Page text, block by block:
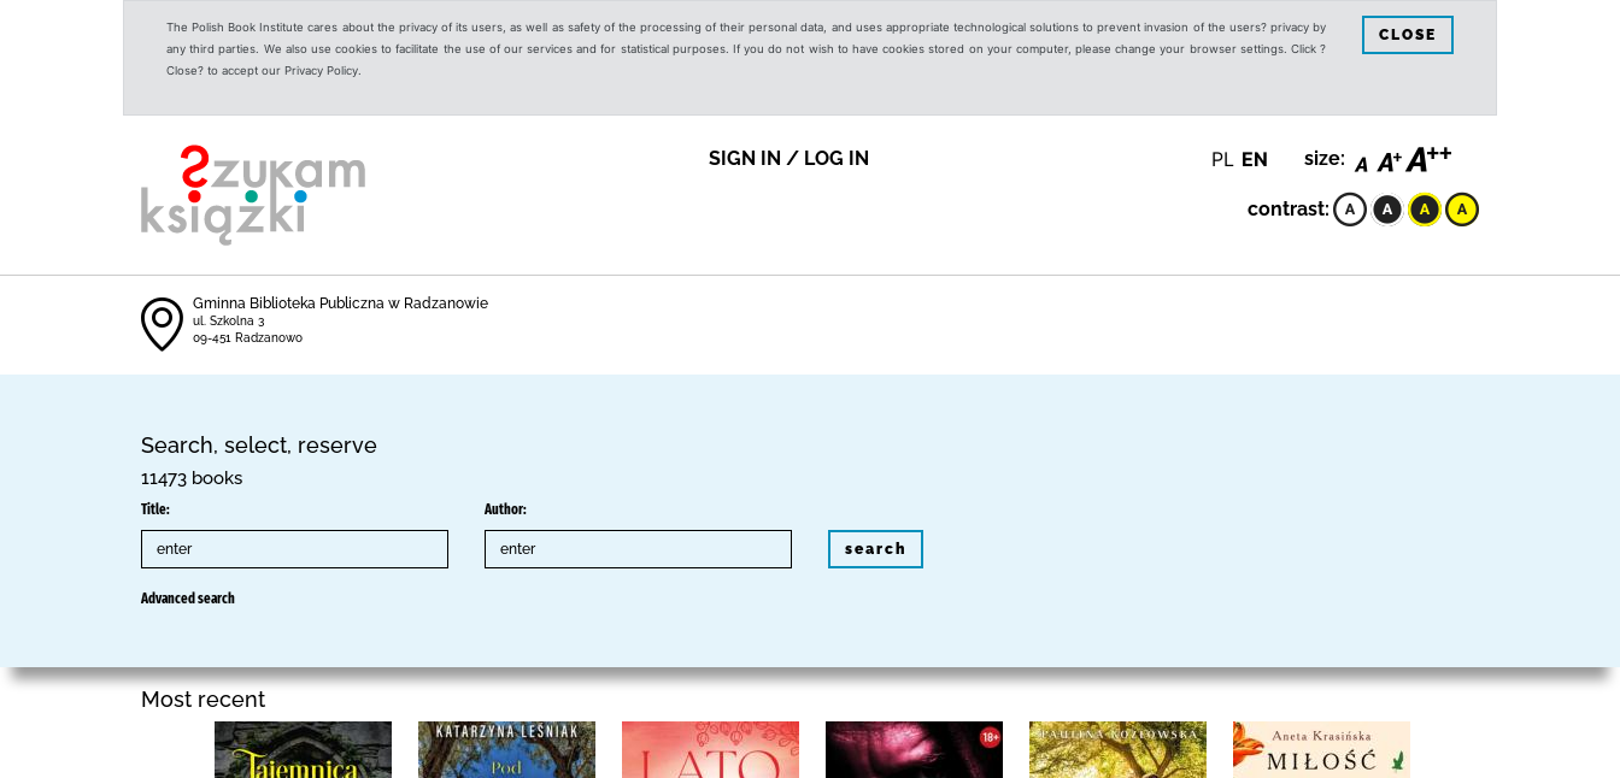
The Polish Book Institute cares about the privacy of its users, as well as safety of the processing of their personal data, and uses appropriate technological solutions to prevent invasion of the users? privacy by
any third parties. We also use cookies to facilitate the use of our services and for statistical purposes. If you do not wish to have cookies stored on your computer, please change your browser settings. Click ?
Close? to accept our Privacy Policy.
CLOSE
SIGN IN / LOG IN PL EN size:
contrast:
Gminna Biblioteka Publiczna w Radzanowie
ul. Szkolna 3
09-451 Radzanowo
Search, select, reserve
11473 books
Title: Author:
search
Advanced search
Most recent